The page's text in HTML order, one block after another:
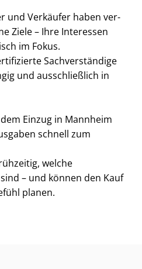
und Verkäufer haben ver­
Ziele – Ihre Interessen
im Fokus.
Sachverständige
und ausschließlich in
Einzug in Mannheim
schnell zum
welche
– und können den Kauf
planen.